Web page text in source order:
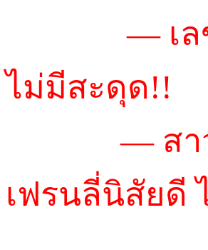
~น้องมีมี่— เล
ไม่มีสะดุด!!
~น้องจูรี่— สา
เฟรนลี่นิสัยดี